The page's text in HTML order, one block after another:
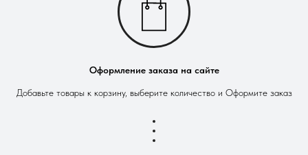
Оформление заказа на сайте
Добавьте товары к корзину, выберите количество и Оформите заказ